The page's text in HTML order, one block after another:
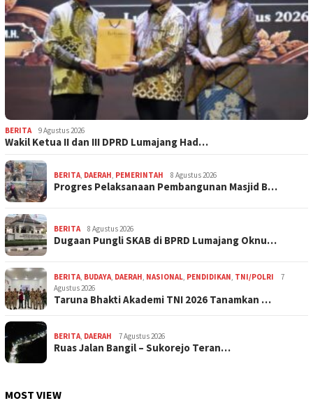
BERITA 9 Agustus 2026
Wakil Ketua II dan III DPRD Lumajang Had…
BERITA, DAERAH, PEMERINTAH 8 Agustus 2026
Progres Pelaksanaan Pembangunan Masjid B…
BERITA 8 Agustus 2026
Dugaan Pungli SKAB di BPRD Lumajang Oknu…
BERITA, BUDAYA, DAERAH, NASIONAL, PENDIDIKAN, TNI/POLRI
7
Agustus 2026
Taruna Bhakti Akademi TNI 2026 Tanamkan …
BERITA, DAERAH 7 Agustus 2026
Ruas Jalan Bangil – Sukorejo Teran…
MOST VIEW